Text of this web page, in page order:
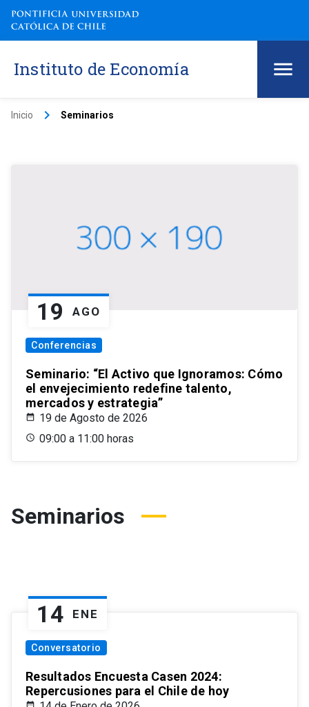
Instituto de Economía
Inicio keyboard_arrow_right Seminarios
19 AGO
Conferencias
Seminario: “El Activo que Ignoramos: Cómo
el envejecimiento redefine talento,
mercados y estrategia”
19 de Agosto de 2026
09:00 a 11:00 horas
Seminarios
14 ENE
Conversatorio
Resultados Encuesta Casen 2024:
Repercusiones para el Chile de hoy